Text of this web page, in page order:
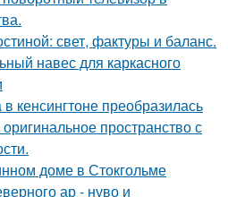
свет, фактуры и баланс.
навес для каркасного
кенсингтоне преобразилась
пространство с
доме в Стокгольме
ар - нуво и